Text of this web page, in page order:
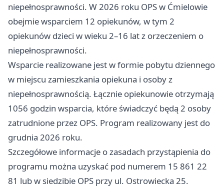
niepełnosprawności. W 2026 roku OPS w Ćmielowie
obejmie wsparciem 12 opiekunów, w tym 2
opiekunów dzieci w wieku 2–16 lat z orzeczeniem o
niepełnosprawności.
Wsparcie realizowane jest w formie pobytu dziennego
w miejscu zamieszkania opiekuna i osoby z
niepełnosprawnością. Łącznie opiekunowie otrzymają
1056 godzin wsparcia, które świadczyć będą 2 osoby
zatrudnione przez OPS. Program realizowany jest do
grudnia 2026 roku.
Szczegółowe informacje o zasadach przystąpienia do
programu można uzyskać pod numerem 15 861 22
81 lub w siedzibie OPS przy ul. Ostrowiecka 25.